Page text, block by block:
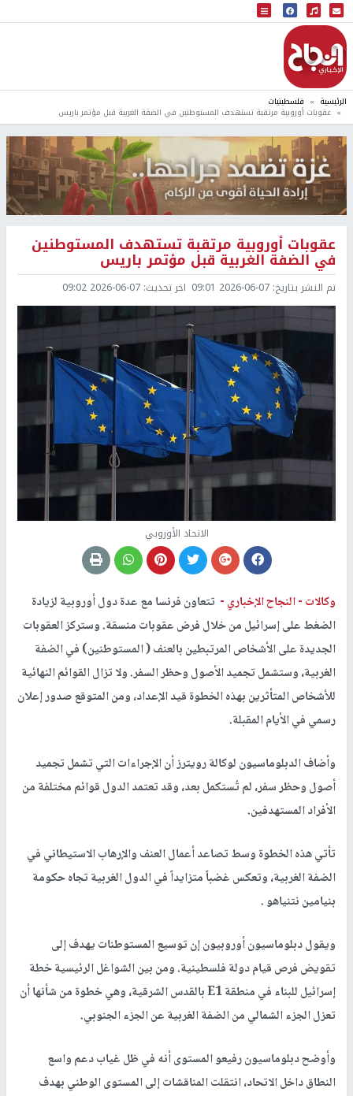
البث المباشر
إذاعة النجاح
الرئيسية فلسطينيات
عقوبات أوروبية مرتقبة تستهدف المستوطنين في الضفة الغربية قبل مؤتمر باريس
عقوبات أوروبية مرتقبة تستهدف المستوطنين
في الضفة الغربية قبل مؤتمر باريس
تم النشر بتاريخ: 2026-06-07 09:01 اخر تحديث: 2026-06-07 09:02
الاتحاد الأوروبي
وكالات -النجاح الإخباري - تتعاون فرنسا مع عدة دول أوروبية لزيادة
الضغط على إسرائيل من خلال فرض عقوبات منسقة. وستركز العقوبات
الجديدة على الأشخاص المرتبطين بالعنف ( المستوطنين) في الضفة
الغربية، وستشمل تجميد الأصول وحظر السفر. ولا تزال القوائم النهائية
للأشخاص المتأثرين بهذه الخطوة قيد الإعداد، ومن المتوقع صدور إعلان
رسمي في الأيام المقبلة.
وأضاف الدبلوماسيون لوكالة رويترز أن الإجراءات التي تشمل تجميد
أصول وحظر سفر، لم تُستكمل بعد، وقد تعتمد الدول قوائم مختلفة من
الأفراد المستهدفين.
تأتي هذه الخطوة وسط تصاعد أعمال العنف والإرهاب الاستيطاني في
الضفة الغربية، وتعكس غضباً متزايداً في الدول الغربية تجاه حكومة
بنيامين نتنياهو .
ويقول دبلوماسيون أوروبيون إن توسيع المستوطنات يهدف إلى
تقويض فرص قيام دولة فلسطينية. ومن بين الشواغل الرئيسية خطة
إسرائيل للبناء في منطقة E1 بالقدس الشرقية، وهي خطوة من شأنها أن
تعزل الجزء الشمالي من الضفة الغربية عن الجزء الجنوبي.
وأوضح دبلوماسيون رفيعو المستوى أنه في ظل غياب دعم واسع
النطاق داخل الاتحاد، انتقلت المناقشات إلى المستوى الوطني بهدف